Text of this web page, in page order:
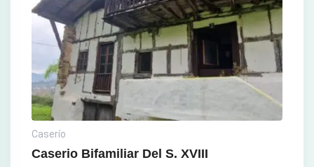
Caserío
Caserio Bifamiliar Del S. XVIII